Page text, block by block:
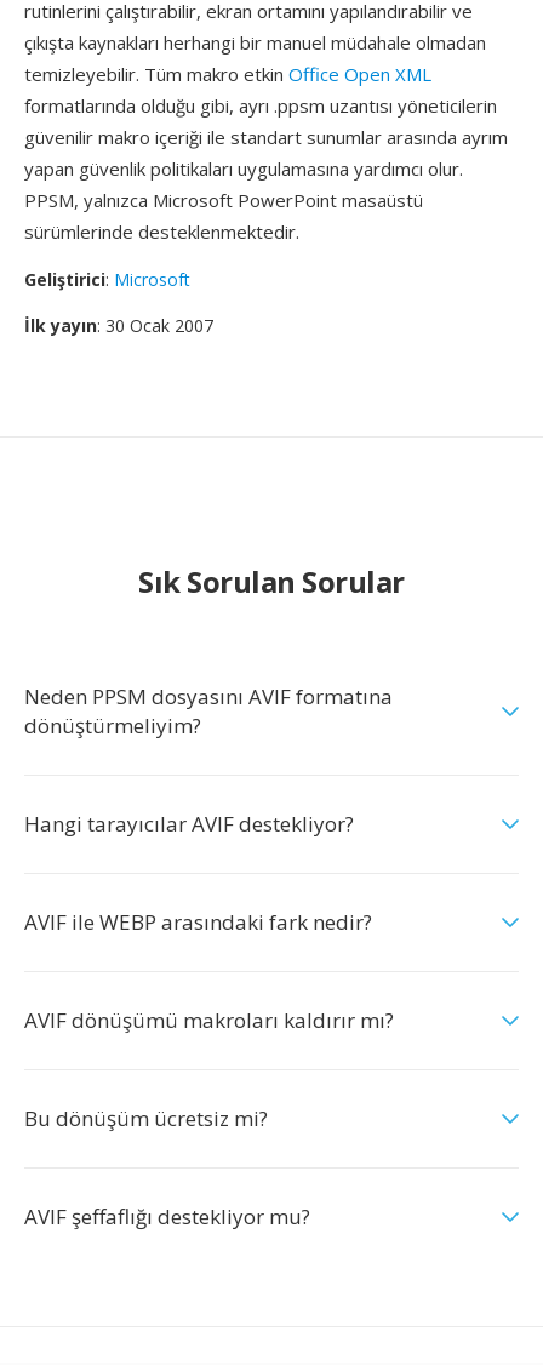
rutinlerini çalıştırabilir, ekran ortamını yapılandırabilir ve
çıkışta kaynakları herhangi bir manuel müdahale olmadan
temizleyebilir. Tüm makro etkin Office Open XML
formatlarında olduğu gibi, ayrı .ppsm uzantısı yöneticilerin
güvenilir makro içeriği ile standart sunumlar arasında ayrım
yapan güvenlik politikaları uygulamasına yardımcı olur.
PPSM, yalnızca Microsoft PowerPoint masaüstü
sürümlerinde desteklenmektedir.
Geliştirici: Microsoft
İlk yayın: 30 Ocak 2007
Sık Sorulan Sorular
Neden PPSM dosyasını AVIF formatına
dönüştürmeliyim?
Hangi tarayıcılar AVIF destekliyor?
AVIF ile WEBP arasındaki fark nedir?
AVIF dönüşümü makroları kaldırır mı?
Bu dönüşüm ücretsiz mi?
AVIF şeffaflığı destekliyor mu?